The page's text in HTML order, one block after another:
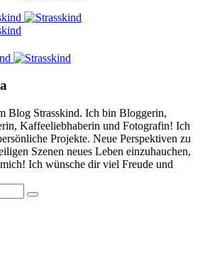
Blog Strasskind. Ich bin Bloggerin,
Kaffeeliebhaberin und Fotografin! Ich
Projekte. Neue Perspektiven zu
Szenen neues Leben einzuhauchen,
Ich wünsche dir viel Freude und